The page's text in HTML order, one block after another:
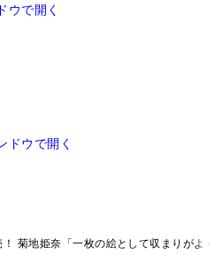
ウで開く
ドウで開く
菊地姫奈「一枚の絵として収まりがよ